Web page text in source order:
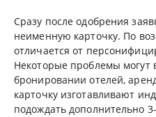
Сразу после одобрения
неименную карточку. По
отличается от
Некоторые проблемы могут
бронировании отелей,
карточку изготавливают
подождать дополнительно